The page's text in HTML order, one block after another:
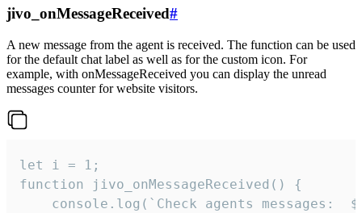
jivo_onMessageReceived#
A new message from the agent is received. The function can be used
for the default chat label as well as for the custom icon. For
example, with onMessageReceived you can display the unread
messages counter for website visitors.
let i = 1;
function jivo_onMessageReceived() {